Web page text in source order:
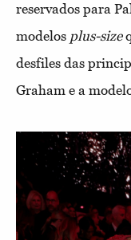
reservados para
modelos plus-size
desfiles das
Graham e a